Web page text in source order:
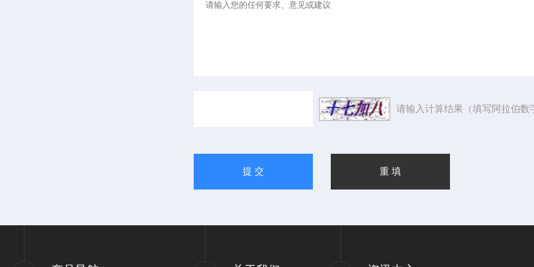
请输入计算结果（填写阿拉伯数